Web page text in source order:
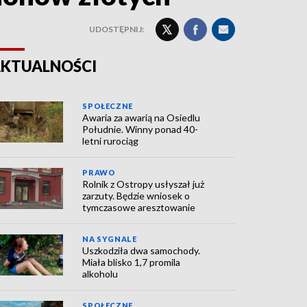
UDOSTĘPNIJ:
SPOŁECZNE
Awaria za awarią na Osiedlu
Południe. Winny ponad 40-
letni rurociąg
PRAWO
Rolnik z Ostropy usłyszał już
zarzuty. Będzie wniosek o
tymczasowe aresztowanie
NA SYGNALE
Uszkodziła dwa samochody.
Miała blisko 1,7 promila
alkoholu